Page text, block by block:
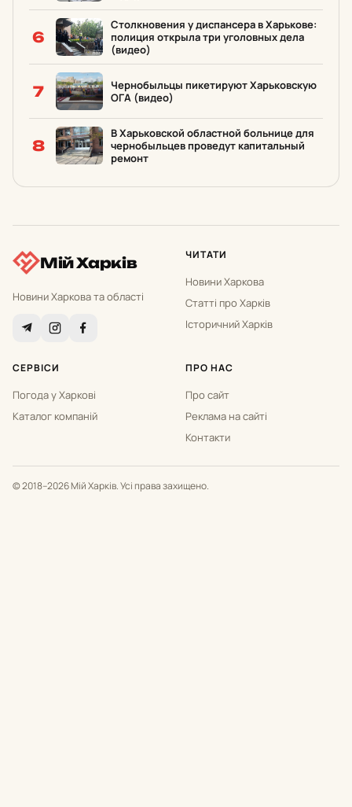
6
Столкновения у диспансера в Харькове:
полиция открыла три уголовных дела
(видео)
7
Чернобыльцы пикетируют Харьковскую
ОГА (видео)
8
В Харьковской областной больнице для
чернобыльцев проведут капитальный
ремонт
Мій Харків
Новини Харкова та області
ЧИТАТИ
Новини Харкова
Статті про Харків
Історичний Харків
СЕРВІСИ
Погода у Харкові
Каталог компаній
ПРО НАС
Про сайт
Реклама на сайті
Контакти
© 2018–2026 Мій Харків. Усі права захищено.